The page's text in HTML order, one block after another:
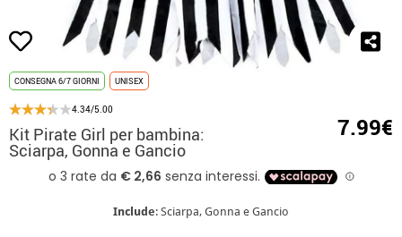
CONSEGNA 6/7 GIORNI UNISEX
4.34/5.00
Kit Pirate Girl per bambina:
Sciarpa, Gonna e Gancio
7.99€
Include: Sciarpa, Gonna e Gancio